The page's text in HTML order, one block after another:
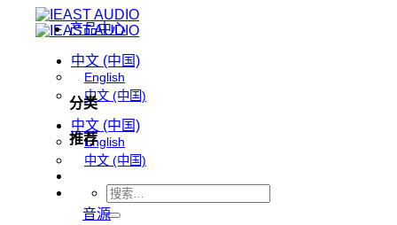
中文 (中国)
English
中文 (中国)
中文 (中国)
English
中文 (中国)
搜
索：
产品中心
分类
推荐
音源